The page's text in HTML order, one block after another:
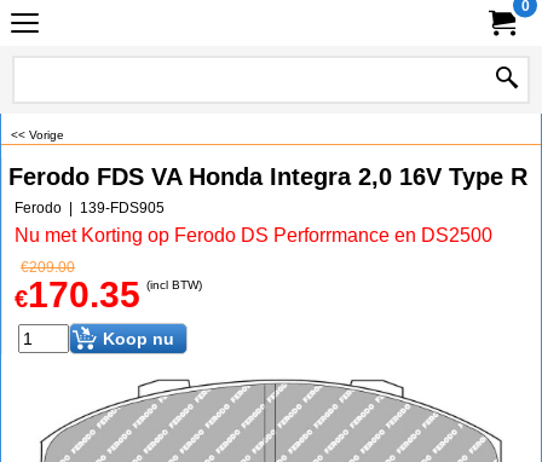
0
<< Vorige
Ferodo FDS VA Honda Integra 2,0 16V Type R
Ferodo 139-FDS905
Nu met Korting op Ferodo DS Perforrmance en DS2500
€209.00
€170.35 (incl BTW)
Koop nu